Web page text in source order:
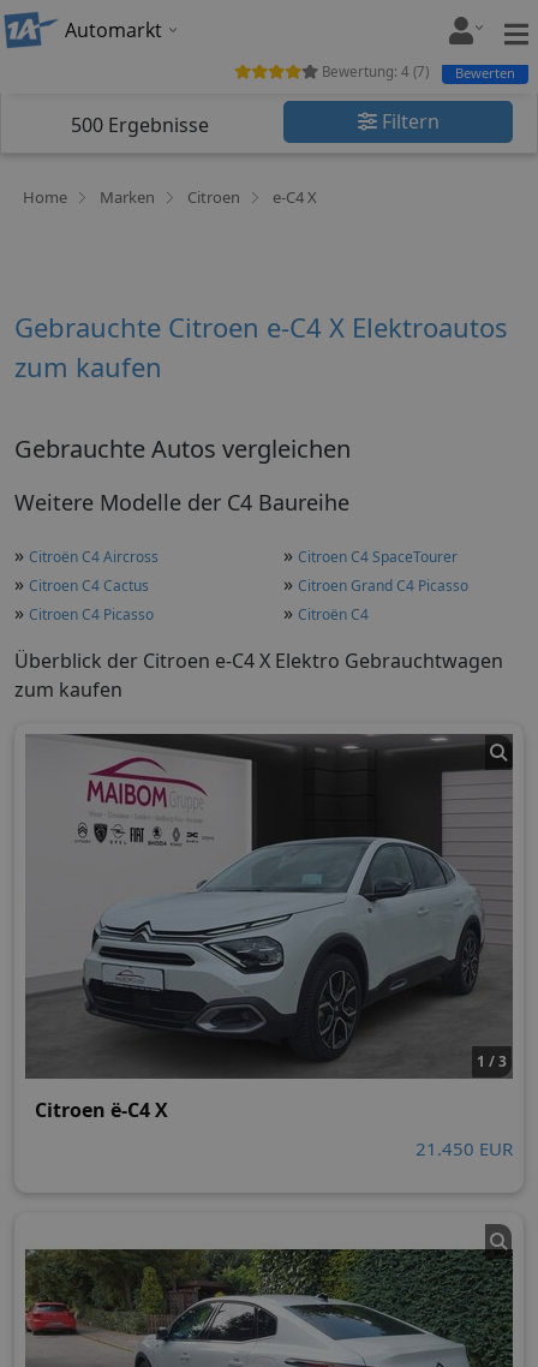
Automarkt
500 Ergebnisse Filtern
Home Marken Citroen e-C4 X
Bewertung: 4 (7) Bewerten
Gebrauchte Citroen e-C4 X Elektroautos
zum kaufen
Gebrauchte Autos vergleichen
Weitere Modelle der C4 Baureihe
» Citroën C4 Aircross » Citroen C4 SpaceTourer
» Citroen C4 Cactus » Citroen Grand C4 Picasso
» Citroen C4 Picasso » Citroën C4
Überblick der Citroen e-C4 X Elektro Gebrauchtwagen
zum kaufen
1 / 3
Citroen ë-C4 X
21.450 EUR